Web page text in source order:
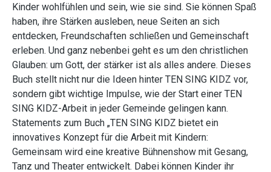
Kinder wohlfühlen und sein, wie sie sind. Sie können Spaß
haben, ihre Stärken ausleben, neue Seiten an sich
entdecken, Freundschaften schließen und Gemeinschaft
erleben. Und ganz nebenbei geht es um den christlichen
Glauben: um Gott, der stärker ist als alles andere. Dieses
Buch stellt nicht nur die Ideen hinter TEN SING KIDZ vor,
sondern gibt wichtige Impulse, wie der Start einer TEN
SING KIDZ-Arbeit in jeder Gemeinde gelingen kann.
Statements zum Buch „TEN SING KIDZ bietet ein
innovatives Konzept für die Arbeit mit Kindern:
Gemeinsam wird eine kreative Bühnenshow mit Gesang,
Tanz und Theater entwickelt. Dabei können Kinder ihr